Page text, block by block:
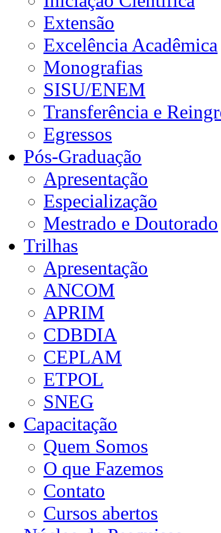
Extensão
Excelência Acadêmica
Monografias
SISU/ENEM
Transferência e
Egressos
Pós-Graduação
Apresentação
Especialização
Mestrado e Doutorado
Trilhas
Apresentação
ANCOM
APRIM
CDBDIA
CEPLAM
ETPOL
SNEG
Capacitação
Quem Somos
O que Fazemos
Contato
Cursos abertos